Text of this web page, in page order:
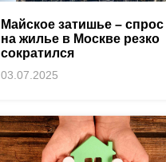
Майское затишье – спрос
на жилье в Москве резко
сократился
03.07.2025